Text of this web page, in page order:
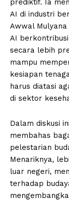
prediktif. Ia
AI di industri
Awwal
AI
secara lebih
mampu
kesiapan
harus diatasi
di sektor
Dalam diskusi
membahas
pelestarian
Menariknya,
luar negeri,
terhadap